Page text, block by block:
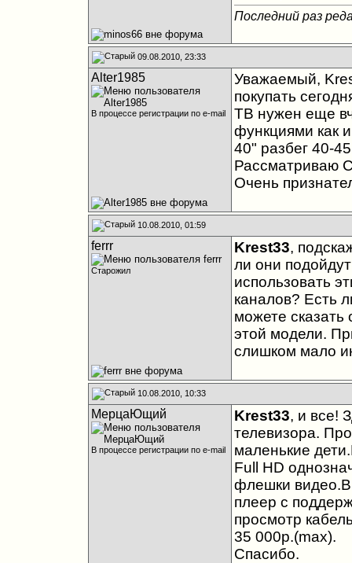
Последний раз
09.08.2010, 23:33
Alter1985
В процессе регистрации по e-mail
Уважаемый,
покупать
ТВ нужен еще
функциями как
40" разбег 40-45
Рассматриваю
Очень
10.08.2010, 01:59
ferrr
Старожил
Krest33,
ли они
использовать
каналов? Есть
можете
этой модели.
слишком мало
10.08.2010, 10:33
МерцаЮщий
В процессе регистрации по e-mail
Krest33, и все!
телевизора.
маленькие
Full HD
флешки видео.В
плеер с
просмотр
35 000р.(max).
Спасибо.